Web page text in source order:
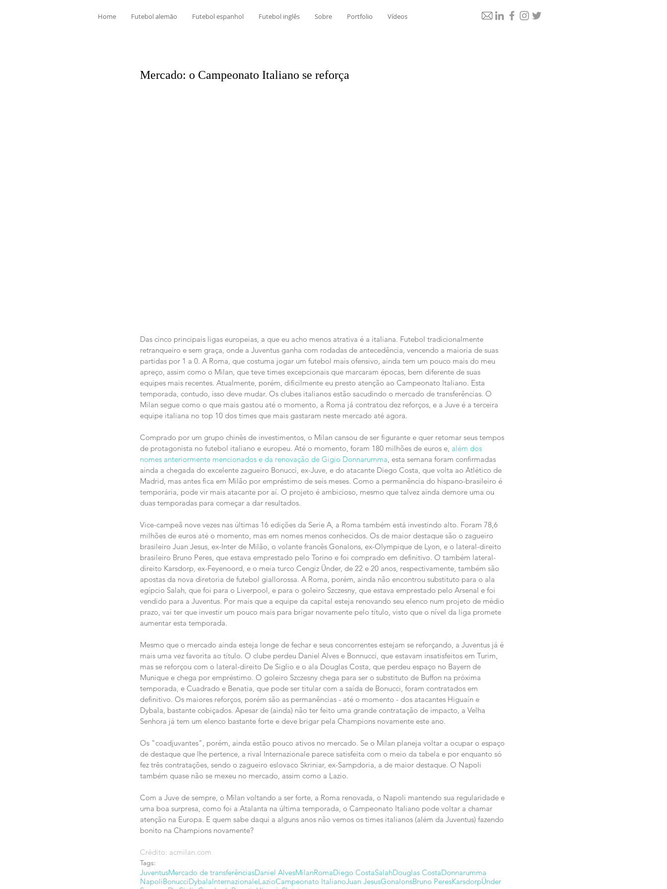
Home Futebol alemão Futebol espanhol Futebol inglês Sobre Portfolio Vídeos
Mercado: o Campeonato Italiano se reforça
Das cinco principais ligas europeias, a que eu acho menos atrativa é a italiana. Futebol tradicionalmente
retranqueiro e sem graça, onde a Juventus ganha com rodadas de antecedência, vencendo a maioria de suas
partidas por 1 a 0. A Roma, que costuma jogar um futebol mais ofensivo, ainda tem um pouco mais do meu
apreço, assim como o Milan, que teve times excepcionais que marcaram épocas, bem diferente de suas
equipes mais recentes. Atualmente, porém, dificilmente eu presto atenção ao Campeonato Italiano. Esta
temporada, contudo, isso deve mudar. Os clubes italianos estão sacudindo o mercado de transferências. O
Milan segue como o que mais gastou até o momento, a Roma já contratou dez reforços, e a Juve é a terceira
equipe italiana no top 10 dos times que mais gastaram neste mercado até agora.
Comprado por um grupo chinês de investimentos, o Milan cansou de ser figurante e quer retomar seus tempos
de protagonista no futebol italiano e europeu. Até o momento, foram 180 milhões de euros e, além dos
nomes anteriormente mencionados e da renovação de Gigio Donnarumma , esta semana foram confirmadas
ainda a chegada do excelente zagueiro Bonucci, ex-Juve, e do atacante Diego Costa, que volta ao Atlético de
Madrid, mas antes fica em Milão por empréstimo de seis meses. Como a permanência do hispano-brasileiro é
temporária, pode vir mais atacante por aí. O projeto é ambicioso, mesmo que talvez ainda demore uma ou
duas temporadas para começar a dar resultados.
Vice-campeã nove vezes nas últimas 16 edições da Serie A, a Roma também está investindo alto. Foram 78,6
milhões de euros até o momento, mas em nomes menos conhecidos. Os de maior destaque são o zagueiro
brasileiro Juan Jesus, ex-Inter de Milão, o volante francês Gonalons, ex-Olympique de Lyon, e o lateral-direito
brasileiro Bruno Peres, que estava emprestado pelo Torino e foi comprado em definitivo. O também lateral-
direito Karsdorp, ex-Feyenoord, e o meia turco Cengiz Ünder, de 22 e 20 anos, respectivamente, também são
apostas da nova diretoria de futebol giallorossa. A Roma, porém, ainda não encontrou substituto para o ala
egípcio Salah, que foi para o Liverpool, e para o goleiro Szczesny, que estava emprestado pelo Arsenal e foi
vendido para a Juventus. Por mais que a equipe da capital esteja renovando seu elenco num projeto de médio
prazo, vai ter que investir um pouco mais para brigar novamente pelo título, visto que o nível da liga promete
aumentar esta temporada.
Mesmo que o mercado ainda esteja longe de fechar e seus concorrentes estejam se reforçando, a Juventus já é
mais uma vez favorita ao título. O clube perdeu Daniel Alves e Bonnucci, que estavam insatisfeitos em Turim,
mas se reforçou com o lateral-direito De Siglio e o ala Douglas Costa, que perdeu espaço no Bayern de
Munique e chega por empréstimo. O goleiro Szczesny chega para ser o substituto de Buffon na próxima
temporada, e Cuadrado e Benatia, que pode ser titular com a saída de Bonucci, foram contratados em
definitivo. Os maiores reforços, porém são as permanências - até o momento - dos atacantes Higuaín e
Dybala, bastante cobiçados. Apesar de (ainda) não ter feito uma grande contratação de impacto, a Velha
Senhora já tem um elenco bastante forte e deve brigar pela Champions novamente este ano.
Os "coadjuvantes", porém, ainda estão pouco ativos no mercado. Se o Milan planeja voltar a ocupar o espaço
de destaque que lhe pertence, a rival Internazionale parece satisfeita com o meio da tabela e por enquanto só
fez três contratações, sendo o zagueiro eslovaco Skriniar, ex-Sampdoria, a de maior destaque. O Napoli
também quase não se mexeu no mercado, assim como a Lazio.
Com a Juve de sempre, o Milan voltando a ser forte, a Roma renovada, o Napoli mantendo sua regularidade e
uma boa surpresa, como foi a Atalanta na última temporada, o Campeonato Italiano pode voltar a chamar
atenção na Europa. E quem sabe daqui a alguns anos não vemos os times italianos (além da Juventus) fazendo
bonito na Champions novamente?
Crédito: acmilan.com
Tags:
JuventusMercado de transferênciasDaniel AlvesMilanRomaDiego CostaSalahDouglas CostaDonnarumma
NapoliBonucciDybalaInternazionaleLazioCampeonato ItalianoJuan JesusGonalonsBruno PeresKarsdorpÜnder